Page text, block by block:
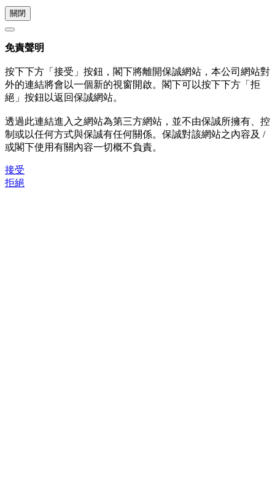
關閉
免責聲明
按下下方「接受」按鈕，閣下將離開保誠網站，本公司網站對
外的連結將會以一個新的視窗開啟。閣下可以按下下方「拒
絕」按鈕以返回保誠網站。
透過此連結進入之網站為第三方網站，並不由保誠所擁有、控
制或以任何方式與保誠有任何關係。保誠對該網站之內容及 /
或閣下使用有關內容一切概不負責。
接受
拒絕